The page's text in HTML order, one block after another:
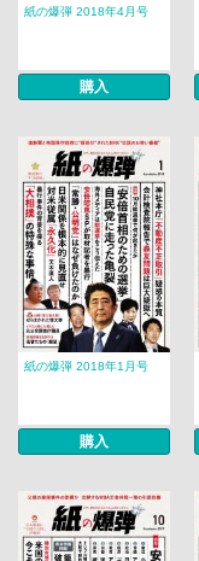
紙の爆弾 2018年4月号
購入
紙の爆弾 2018年1月号
購入